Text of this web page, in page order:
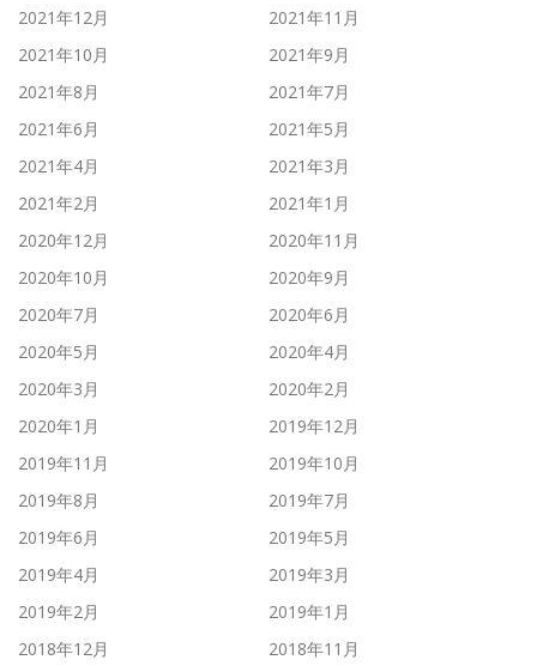
2021年12月
2021年11月
2021年10月
2021年9月
2021年8月
2021年7月
2021年6月
2021年5月
2021年4月
2021年3月
2021年2月
2021年1月
2020年12月
2020年11月
2020年10月
2020年9月
2020年7月
2020年6月
2020年5月
2020年4月
2020年3月
2020年2月
2020年1月
2019年12月
2019年11月
2019年10月
2019年8月
2019年7月
2019年6月
2019年5月
2019年4月
2019年3月
2019年2月
2019年1月
2018年12月
2018年11月